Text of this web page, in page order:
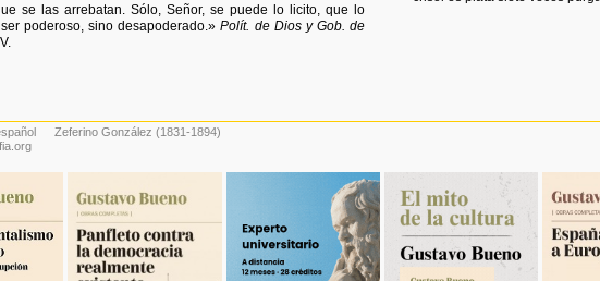
se las arrebatan. Sólo, Señor, se puede lo licito, que lo
poderoso, sino desapoderado.»Polít. de Dios y Gob. de
Zeferino González (1831-1894)